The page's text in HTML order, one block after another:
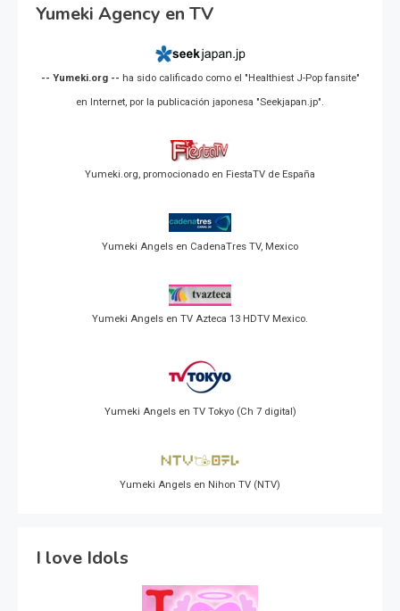
Yumeki Agency en TV
-- Yumeki.org -- ha sido calificado como el "Healthiest J-Pop fansite"
en Internet, por la publicación japonesa "Seekjapan.jp".
Yumeki.org, promocionado en FiestaTV de España
Yumeki Angels en CadenaTres TV, Mexico
Yumeki Angels en TV Azteca 13 HDTV Mexico.
Yumeki Angels en TV Tokyo (Ch 7 digital)
Yumeki Angels en Nihon TV (NTV)
I love Idols